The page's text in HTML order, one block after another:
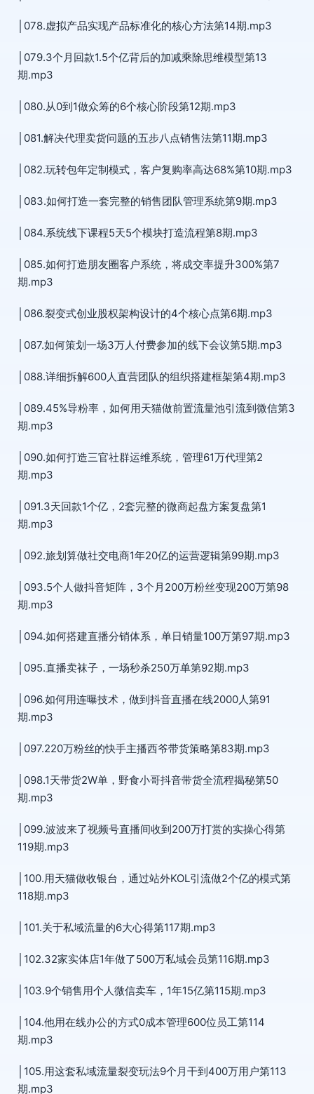
│078.虚拟产品实现产品标准化的核心方法第14期.mp3
│079.3个月回款1.5个亿背后的加减乘除思维模型第13
期.mp3
│080.从0到1做众筹的6个核心阶段第12期.mp3
│081.解决代理卖货问题的五步八点销售法第11期.mp3
│082.玩转包年定制模式，客户复购率高达68%第10期.mp3
│083.如何打造一套完整的销售团队管理系统第9期.mp3
│084.系统线下课程5天5个模块打造流程第8期.mp3
│085.如何打造朋友圈客户系统，将成交率提升300%第7
期.mp3
│086.裂变式创业股权架构设计的4个核心点第6期.mp3
│087.如何策划一场3万人付费参加的线下会议第5期.mp3
│088.详细拆解600人直营团队的组织搭建框架第4期.mp3
│089.45%导粉率，如何用天猫做前置流量池引流到微信第3
期.mp3
│090.如何打造三官社群运维系统，管理61万代理第2
期.mp3
│091.3天回款1个亿，2套完整的微商起盘方案复盘第1
期.mp3
│092.旅划算做社交电商1年20亿的运营逻辑第99期.mp3
│093.5个人做抖音矩阵，3个月200万粉丝变现200万第98
期.mp3
│094.如何搭建直播分销体系，单日销量100万第97期.mp3
│095.直播卖袜子，一场秒杀250万单第92期.mp3
│096.如何用连曝技术，做到抖音直播在线2000人第91
期.mp3
│097.220万粉丝的快手主播西爷带货策略第83期.mp3
│098.1天带货2W单，野食小哥抖音带货全流程揭秘第50
期.mp3
│099.波波来了视频号直播间收到200万打赏的实操心得第
119期.mp3
│100.用天猫做收银台，通过站外KOL引流做2个亿的模式第
118期.mp3
│101.关于私域流量的6大心得第117期.mp3
│102.32家实体店1年做了500万私域会员第116期.mp3
│103.9个销售用个人微信卖车，1年15亿第115期.mp3
│104.他用在线办公的方式0成本管理600位员工第114
期.mp3
│105.用这套私域流量裂变玩法9个月干到400万用户第113
期.mp3